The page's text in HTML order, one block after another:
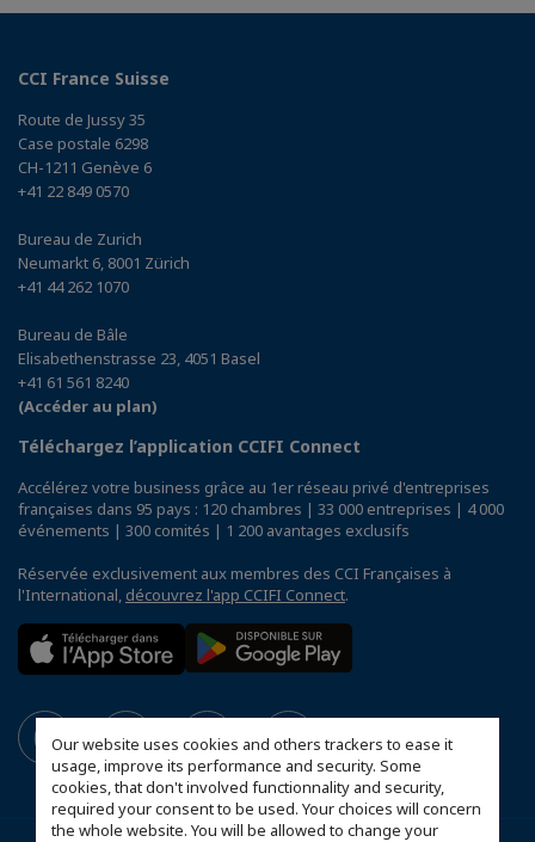
Our website uses cookies and others trackers to ease it
usage, improve its performance and security. Some
cookies, that don't involved functionnality and security,
required your consent to be used. Your choices will concern
the whole website. You will be allowed to change your
CCI France Suisse
Route de Jussy 35
Case postale 6298
CH-1211 Genève 6
+41 22 849 0570
Bureau de Zurich
Neumarkt 6, 8001 Zürich
+41 44 262 1070
Bureau de Bâle
Elisabethenstrasse 23, 4051 Basel
+41 61 561 8240
(Accéder au plan)
Téléchargez l’application CCIFI Connect
Accélérez votre business grâce au 1er réseau privé d'entreprises
françaises dans 95 pays : 120 chambres | 33 000 entreprises | 4 000
événements | 300 comités | 1 200 avantages exclusifs
Réservée exclusivement aux membres des CCI Françaises à
l'International, découvrez l'app CCIFI Connect.